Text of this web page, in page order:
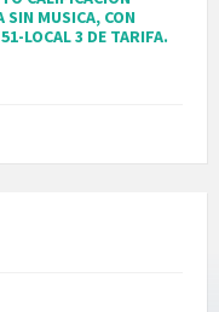
SIN MUSICA, CON
LOCAL 3 DE TARIFA.